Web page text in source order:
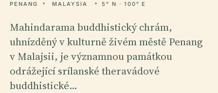
PENANG MALAYSIA 5° N · 100° E
Mahindarama buddhistický chrám,
uhnízděný v kulturně živém městě Penang
v Malajsii, je významnou památkou
odrážející srílanské theravádové
buddhistické…